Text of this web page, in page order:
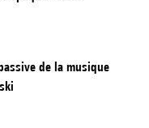
de la musique